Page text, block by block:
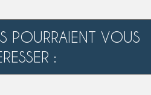
POURRAIENT VOUS
: